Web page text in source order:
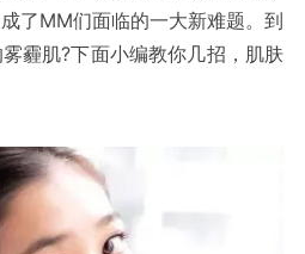
了MM们面临的一大新难题。到
霾肌?下面小编教你几招，肌肤